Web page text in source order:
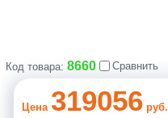
Код товара: 8660 Сравнить
Цена 319056 руб.